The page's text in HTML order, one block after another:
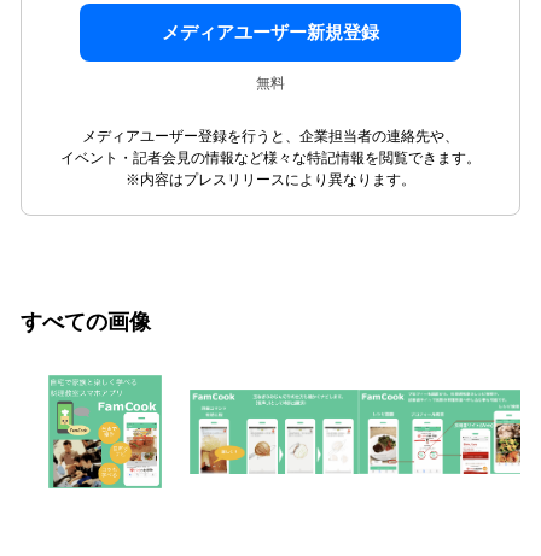
メディアユーザー新規登録
無料
メディアユーザー登録を行うと、企業担当者の連絡先や、
イベント・記者会見の情報など様々な特記情報を閲覧できます。
※内容はプレスリリースにより異なります。
すべての画像